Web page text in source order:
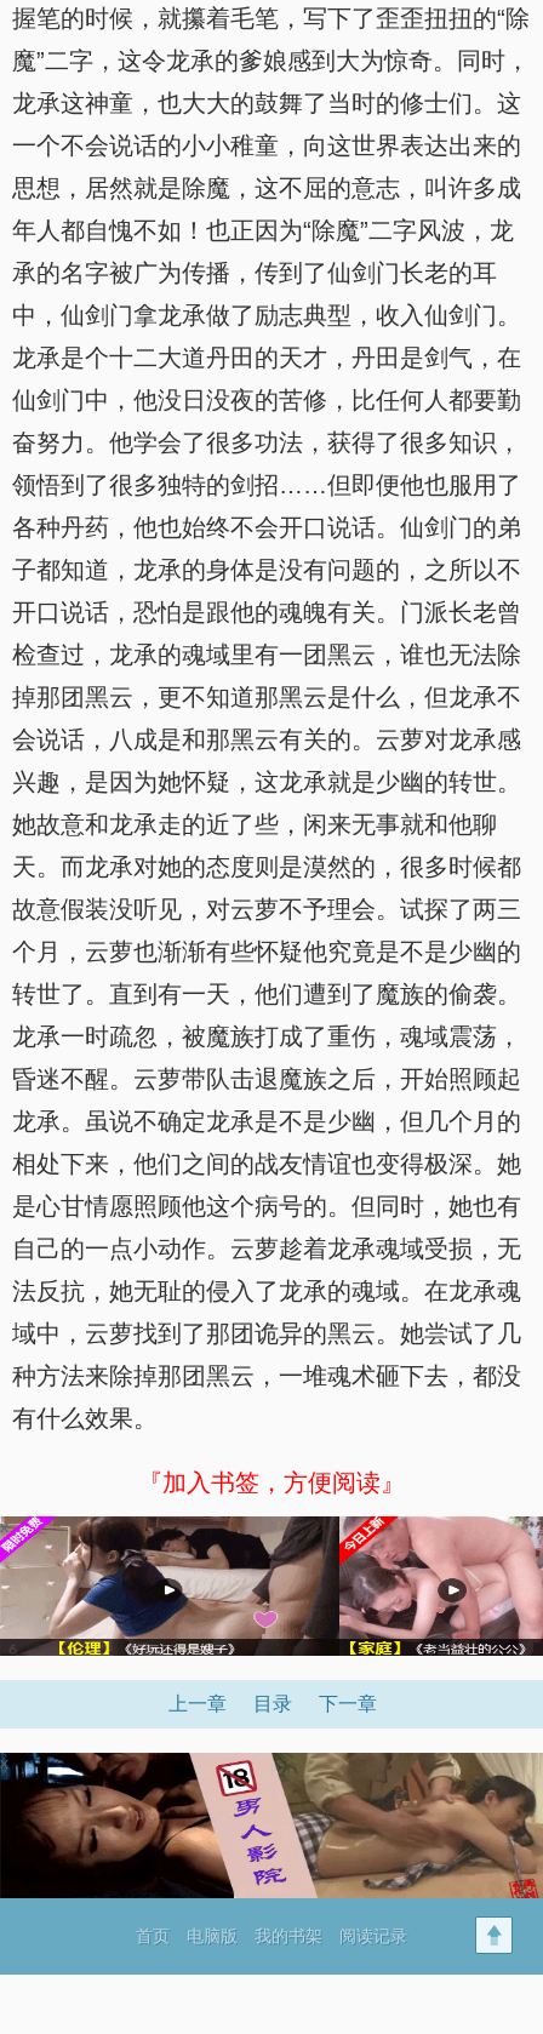
握笔的时候，就攥着毛笔，写下了歪歪扭扭的“除
魔”二字，这令龙承的爹娘感到大为惊奇。同时，
龙承这神童，也大大的鼓舞了当时的修士们。这
一个不会说话的小小稚童，向这世界表达出来的
思想，居然就是除魔，这不屈的意志，叫许多成
年人都自愧不如！也正因为“除魔”二字风波，龙
承的名字被广为传播，传到了仙剑门长老的耳
中，仙剑门拿龙承做了励志典型，收入仙剑门。
龙承是个十二大道丹田的天才，丹田是剑气，在
仙剑门中，他没日没夜的苦修，比任何人都要勤
奋努力。他学会了很多功法，获得了很多知识，
领悟到了很多独特的剑招……但即便他也服用了
各种丹药，他也始终不会开口说话。仙剑门的弟
子都知道，龙承的身体是没有问题的，之所以不
开口说话，恐怕是跟他的魂魄有关。门派长老曾
检查过，龙承的魂域里有一团黑云，谁也无法除
掉那团黑云，更不知道那黑云是什么，但龙承不
会说话，八成是和那黑云有关的。云萝对龙承感
兴趣，是因为她怀疑，这龙承就是少幽的转世。
她故意和龙承走的近了些，闲来无事就和他聊
天。而龙承对她的态度则是漠然的，很多时候都
故意假装没听见，对云萝不予理会。试探了两三
个月，云萝也渐渐有些怀疑他究竟是不是少幽的
转世了。直到有一天，他们遭到了魔族的偷袭。
龙承一时疏忽，被魔族打成了重伤，魂域震荡，
昏迷不醒。云萝带队击退魔族之后，开始照顾起
龙承。虽说不确定龙承是不是少幽，但几个月的
相处下来，他们之间的战友情谊也变得极深。她
是心甘情愿照顾他这个病号的。但同时，她也有
自己的一点小动作。云萝趁着龙承魂域受损，无
法反抗，她无耻的侵入了龙承的魂域。在龙承魂
域中，云萝找到了那团诡异的黑云。她尝试了几
种方法来除掉那团黑云，一堆魂术砸下去，都没
有什么效果。
『加入书签，方便阅读』
x
上一章 目录 下一章
x
首页 电脑版 我的书架 阅读记录